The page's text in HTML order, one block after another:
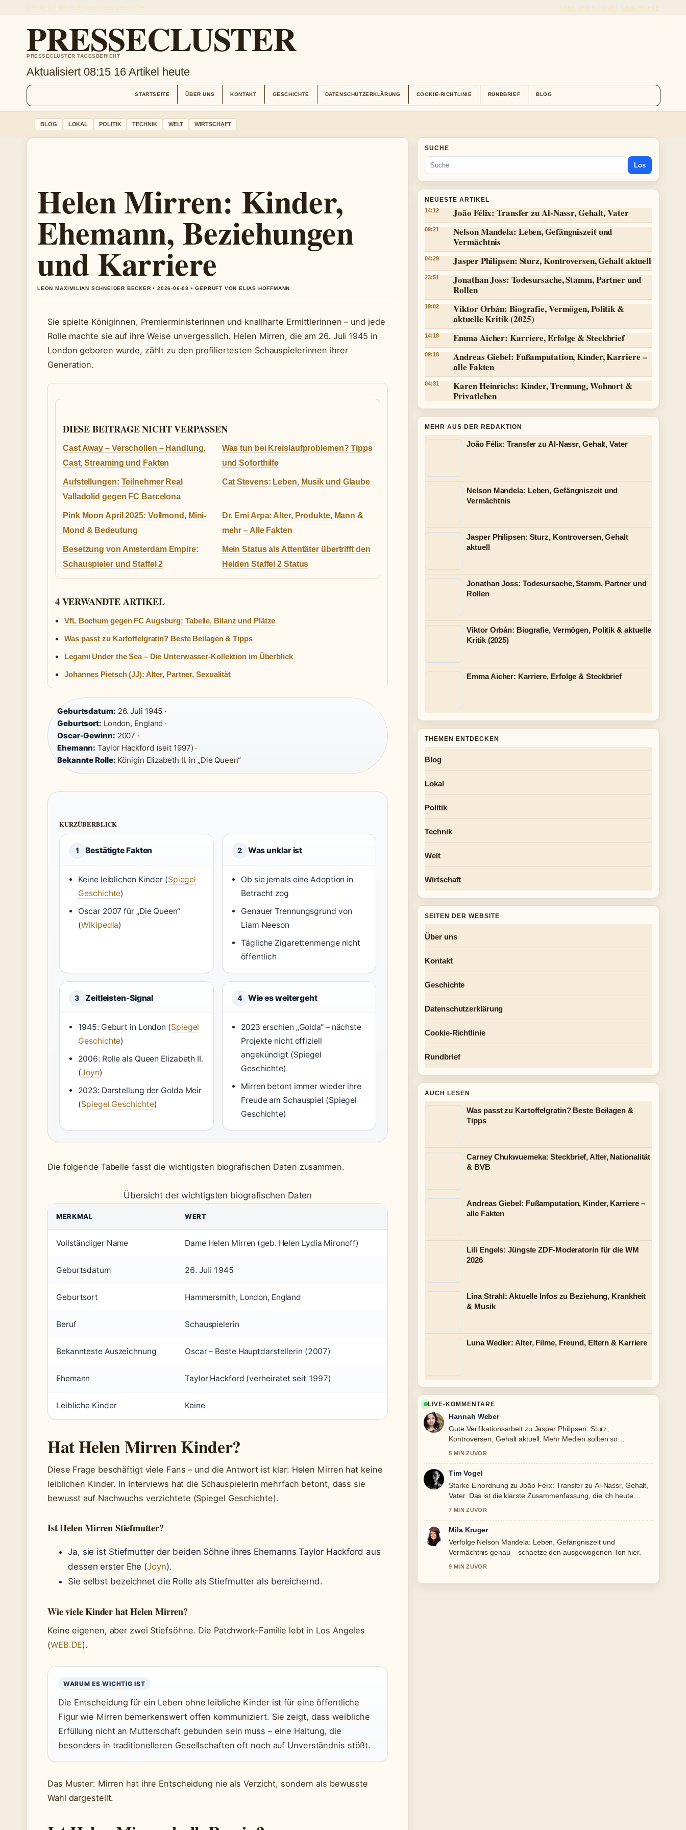
PRESSECLUSTER
PRESSECLUSTER TAGESBERICHT
Aktualisiert 08:15 16 Artikel heute
STARTSEITE ÜBER UNS KONTAKT GESCHICHTE DATENSCHUTZERKLÄRUNG COOKIE-RICHTLINIE RUNDBRIEF BLOG
BLOG LOKAL POLITIK TECHNIK WELT WIRTSCHAFT
Helen Mirren: Kinder,
Ehemann, Beziehungen
und Karriere
LEON MAXIMILIAN SCHNEIDER BECKER • 2026-06-08 • GEPRUFT VON ELIAS HOFFMANN
Sie spielte Königinnen, Premierministerinnen und knallharte Ermittlerinnen – und jede
Rolle machte sie auf ihre Weise unvergesslich. Helen Mirren, die am 26. Juli 1945 in
London geboren wurde, zählt zu den profiliertesten Schauspielerinnen ihrer
Generation.
DIESE BEITRAGE NICHT VERPASSEN
Cast Away – Verschollen – Handlung,
Cast, Streaming und Fakten
Was tun bei Kreislaufproblemen? Tipps
und Soforthilfe
Aufstellungen: Teilnehmer Real
Valladolid gegen FC Barcelona
Cat Stevens: Leben, Musik und Glaube
Pink Moon April 2025: Vollmond, Mini-
Mond & Bedeutung
Dr. Emi Arpa: Alter, Produkte, Mann &
mehr – Alle Fakten
Besetzung von Amsterdam Empire:
Schauspieler und Staffel 2
Mein Status als Attentäter übertrifft den
Helden Staffel 2 Status
4 VERWANDTE ARTIKEL
VfL Bochum gegen FC Augsburg: Tabelle, Bilanz und Plätze
Was passt zu Kartoffelgratin? Beste Beilagen & Tipps
Legami Under the Sea – Die Unterwasser-Kollektion im Überblick
Johannes Pietsch (JJ): Alter, Partner, Sexualität
Geburtsdatum: 26. Juli 1945 ·
Geburtsort: London, England ·
Oscar-Gewinn: 2007 ·
Ehemann: Taylor Hackford (seit 1997) ·
Bekannte Rolle: Königin Elizabeth II. in „Die Queen“
KURZÜBERBLICK
1 Bestätigte Fakten
Keine leiblichen Kinder (Spiegel
Geschichte)
Oscar 2007 für „Die Queen“
(Wikipedia)
2 Was unklar ist
Ob sie jemals eine Adoption in
Betracht zog
Genauer Trennungsgrund von
Liam Neeson
Tägliche Zigarettenmenge nicht
öffentlich
3 Zeitleisten-Signal
1945: Geburt in London (Spiegel
Geschichte)
2006: Rolle als Queen Elizabeth II.
(Joyn)
2023: Darstellung der Golda Meir
(Spiegel Geschichte)
4 Wie es weitergeht
2023 erschien „Golda“ – nächste
Projekte nicht offiziell
angekündigt (Spiegel
Geschichte)
Mirren betont immer wieder ihre
Freude am Schauspiel (Spiegel
Geschichte)
Die folgende Tabelle fasst die wichtigsten biografischen Daten zusammen.
Übersicht der wichtigsten biografischen Daten
MERKMAL WERT
Vollständiger Name Dame Helen Mirren (geb. Helen Lydia Mironoff)
Geburtsdatum 26. Juli 1945
Geburtsort Hammersmith, London, England
Beruf Schauspielerin
Bekannteste Auszeichnung Oscar – Beste Hauptdarstellerin (2007)
Ehemann Taylor Hackford (verheiratet seit 1997)
Leibliche Kinder Keine
Hat Helen Mirren Kinder?
Diese Frage beschäftigt viele Fans – und die Antwort ist klar: Helen Mirren hat keine
leiblichen Kinder. In Interviews hat die Schauspielerin mehrfach betont, dass sie
bewusst auf Nachwuchs verzichtete (Spiegel Geschichte).
Ist Helen Mirren Stiefmutter?
Ja, sie ist Stiefmutter der beiden Söhne ihres Ehemanns Taylor Hackford aus
dessen erster Ehe (Joyn).
Sie selbst bezeichnet die Rolle als Stiefmutter als bereichernd.
Wie viele Kinder hat Helen Mirren?
Keine eigenen, aber zwei Stiefsöhne. Die Patchwork-Familie lebt in Los Angeles
(WEB.DE).
WARUM ES WICHTIG IST
Die Entscheidung für ein Leben ohne leibliche Kinder ist für eine öffentliche
Figur wie Mirren bemerkenswert offen kommuniziert. Sie zeigt, dass weibliche
Erfüllung nicht an Mutterschaft gebunden sein muss – eine Haltung, die
besonders in traditionelleren Gesellschaften oft noch auf Unverständnis stößt.
Das Muster: Mirren hat ihre Entscheidung nie als Verzicht, sondern als bewusste
Wahl dargestellt.
SUCHE
Los
NEUESTE ARTIKEL
14:12 João Félix: Transfer zu Al-Nassr, Gehalt, Vater
09:21
Nelson Mandela: Leben, Gefängniszeit und
Vermächtnis
04:29 Jasper Philipsen: Sturz, Kontroversen, Gehalt aktuell
23:51
Jonathan Joss: Todesursache, Stamm, Partner und
Rollen
19:02
Viktor Orbán: Biografie, Vermögen, Politik &
aktuelle Kritik (2025)
14:18 Emma Aicher: Karriere, Erfolge & Steckbrief
09:18
Andreas Giebel: Fußamputation, Kinder, Karriere –
alle Fakten
04:31
Karen Heinrichs: Kinder, Trennung, Wohnort &
Privatleben
MEHR AUS DER REDAKTION
João Félix: Transfer zu Al-Nassr, Gehalt, Vater
Nelson Mandela: Leben, Gefängniszeit und
Vermächtnis
Jasper Philipsen: Sturz, Kontroversen, Gehalt
aktuell
Jonathan Joss: Todesursache, Stamm, Partner und
Rollen
Viktor Orbán: Biografie, Vermögen, Politik & aktuelle
Kritik (2025)
Emma Aicher: Karriere, Erfolge & Steckbrief
THEMEN ENTDECKEN
Blog
Lokal
Politik
Technik
Welt
Wirtschaft
SEITEN DER WEBSITE
Über uns
Kontakt
Geschichte
Datenschutzerklärung
Cookie-Richtlinie
Rundbrief
AUCH LESEN
Was passt zu Kartoffelgratin? Beste Beilagen &
Tipps
Carney Chukwuemeka: Steckbrief, Alter, Nationalität
& BVB
Andreas Giebel: Fußamputation, Kinder, Karriere –
alle Fakten
Lili Engels: Jüngste ZDF-Moderatorin für die WM
2026
Lina Strahl: Aktuelle Infos zu Beziehung, Krankheit
& Musik
Luna Wedler: Alter, Filme, Freund, Eltern & Karriere
LIVE-KOMMENTARE
Hannah Weber
Gute Verifikationsarbeit zu Jasper Philipsen: Sturz,
Kontroversen, Gehalt aktuell. Mehr Medien sollten so
5 MIN ZUVOR
Tim Vogel
Starke Einordnung zu João Félix: Transfer zu Al-Nassr, Gehalt,
Vater. Das ist die klarste Zusammenfassung, die ich heute
7 MIN ZUVOR
Mila Kruger
Verfolge Nelson Mandela: Leben, Gefängniszeit und
Vermächtnis genau – schaetze den ausgewogenen Ton hier.
9 MIN ZUVOR